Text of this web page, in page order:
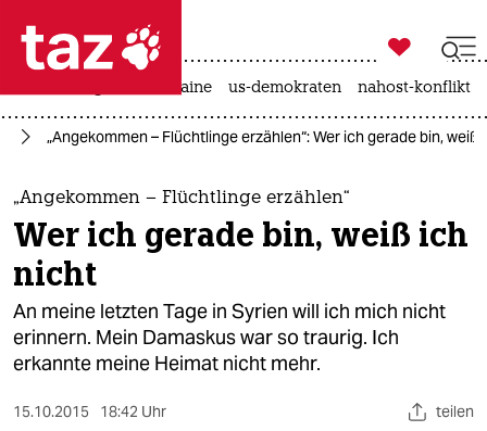
 taz zahl ich
taz zahl ich
themen
politik
öko
gesellschaft

taz zahl ich
krieg in der ukraine us-demokraten nahost-konflikt
„Angekommen – Flüchtlinge erzählen“: Wer ich gerade bin, weiß
„Angekommen – Flüchtlinge erzählen“
Wer ich gerade bin, weiß ich
nicht
An meine letzten Tage in Syrien will ich mich nicht
erinnern. Mein Damaskus war so traurig. Ich
erkannte meine Heimat nicht mehr.
15.10.2015 18:42 Uhr teilen